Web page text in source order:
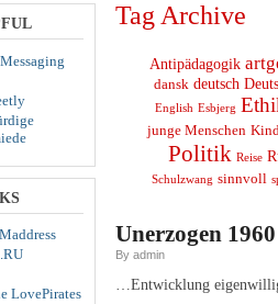
LovePirates
Tag Archive
Antipädagogik
dansk deutsch
English Esbjerg
junge Menschen
Politik Reise
Schulzwang sinnvoll
Unerzogen 1960
By admin
…Entwicklung